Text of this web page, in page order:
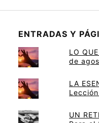
ENTRADAS Y
LO
de
LA
UN